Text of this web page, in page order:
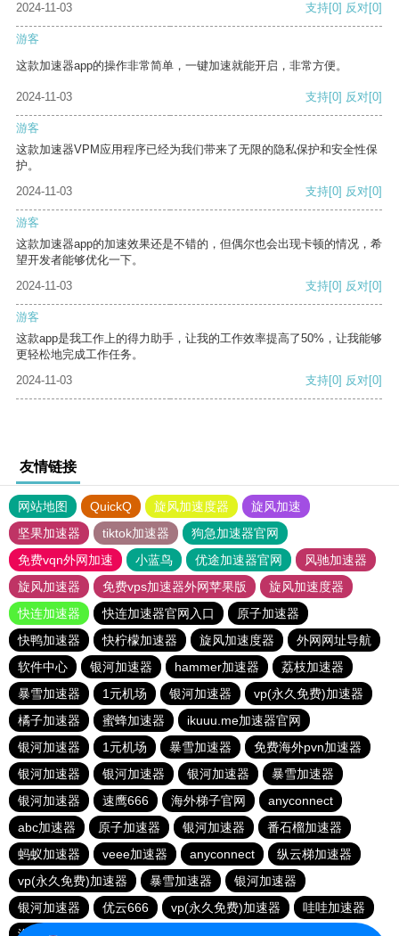
2024-11-03 支持[0] 反对[0]
游客
这款加速器app的操作非常简单，一键加速就能开启，非常方便。
2024-11-03 支持[0] 反对[0]
游客
这款加速器VPM应用程序已经为我们带来了无限的隐私保护和安全性保
护。
2024-11-03
支持[0] 反对[0]
游客
这款加速器app的加速效果还是不错的，但偶尔也会出现卡顿的情况，希
望开发者能够优化一下。
2024-11-03
支持[0] 反对[0]
游客
这款app是我工作上的得力助手，让我的工作效率提高了50%，让我能够
更轻松地完成工作任务。
2024-11-03
支持[0] 反对[0]
友情链接
网站地图 QuickQ 旋风加速度器
旋风加速
坚果加速器
tiktok加速器
狗急加速器官网
免费vqn外网加速
小蓝鸟 优途加速器官网
风驰加速器
旋风加速器
免费vps加速器外网苹果版
旋风加速度器
快连加速器
快连加速器官网入口
原子加速器
快鸭加速器
快柠檬加速器 旋风加速度器
外网网址导航
软件中心
银河加速器 hammer加速器
荔枝加速器
暴雪加速器
1元机场 银河加速器
vp(永久免费)加速器
橘子加速器
蜜蜂加速器
ikuuu.me加速器官网
银河加速器
1元机场 暴雪加速器
免费海外pvn加速器
银河加速器
银河加速器 银河加速器
暴雪加速器
银河加速器
速鹰666 海外梯子官网
anyconnect
abc加速器
原子加速器 银河加速器
番石榴加速器
蚂蚁加速器
veee加速器 anyconnect
纵云梯加速器
vp(永久免费)加速器
暴雪加速器
银河加速器
银河加速器
优云666 vp(永久免费)加速器
哇哇加速器